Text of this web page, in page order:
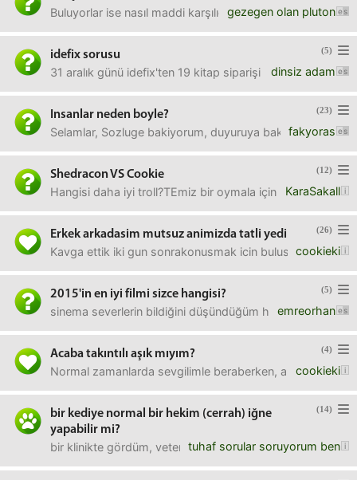
gezegen olan pluton
Buluyorlar ise nasıl maddi karşılığına çeviriyorlar,
(5)
idefix sorusu
dinsiz adam
31 aralık günü idefix'ten 19 kitap siparişi vermiştim.
(23)
Insanlar neden boyle?
fakyoras
Selamlar, Sozluge bakiyorum, duyuruya bakiyorum
(12)
Shedracon VS Cookie
KaraSakall
Hangisi daha iyi troll?TEmiz bir oymala için önce
(26)
Erkek arkadasim mutsuz animizda tatli yedi
cookieki
Kavga ettik iki gun sonrakonusmak icin bulustuk bu hic
(5)
2015'in en iyi filmi sizce hangisi?
emreorhan
sinema severlerin bildiğini düşündüğüm http://
(4)
Acaba takıntılı aşık mıyım?
cookieki
Normal zamanlarda sevgilimle beraberken, aramız
(14)
bir kediye normal bir hekim (cerrah) iğne
yapabilir mi?
tuhaf sorular soruyorum ben
bir klinikte gördüm, veteriner kedinin ensesinin biraz